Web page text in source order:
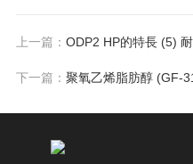
上一篇： ODP2 HP的特長 (5)
下一篇： 聚氧乙烯脂肪醇 (GF-